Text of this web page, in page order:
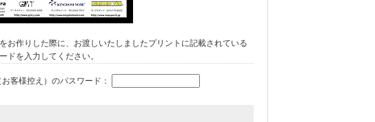
お作りした際に、お渡しいたしましたプリントに記載されている
ドを入力してください。
客様控え）のパスワード：